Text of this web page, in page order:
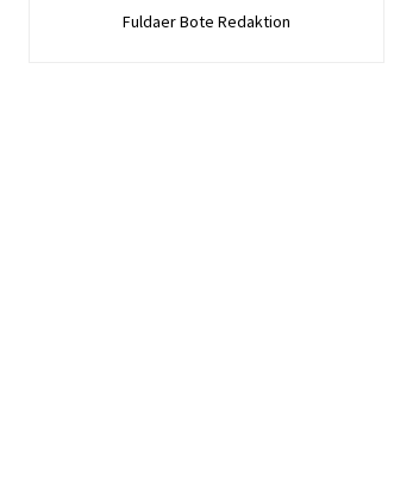
Fuldaer Bote Redaktion